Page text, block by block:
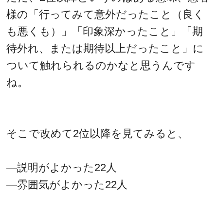
様の「行ってみて意外だったこと（良く
も悪くも）」「印象深かったこと」「期
待外れ、または期待以上だったこと」に
ついて触れられるのかなと思うんです
ね。
そこで改めて2位以降を見てみると、
—説明がよかった22人
—雰囲気がよかった22人